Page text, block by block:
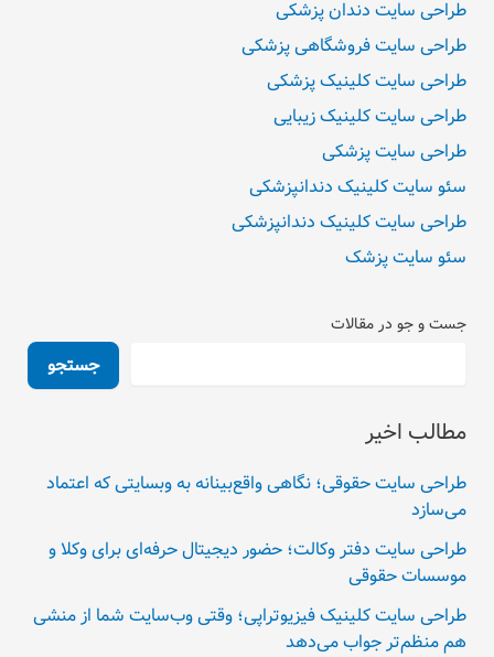
طراحی سایت دندان پزشکی
طراحی سایت فروشگاهی پزشکی
طراحی سایت کلینیک پزشکی
طراحی سایت کلینیک زیبایی
طراحی سایت پزشکی
سئو سایت کلینیک دندانپزشکی
طراحی سایت کلینیک دندانپزشکی
سئو سایت پزشک
جست و جو در مقالات
جستجو
مطالب اخیر
طراحی سایت حقوقی؛ نگاهی واقع‌بینانه به وبسایتی که اعتماد
می‌سازد
طراحی سایت دفتر وکالت؛ حضور دیجیتال حرفه‌ای برای وکلا و
موسسات حقوقی
طراحی سایت کلینیک فیزیوتراپی؛ وقتی وب‌سایت شما از منشی
هم منظم‌تر جواب می‌دهد